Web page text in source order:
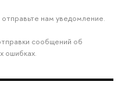
нам уведомление.
сообщений об
ошибках.